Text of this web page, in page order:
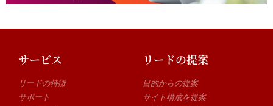
サービス
リードの特徴
サポート
リードの提案
目的からの提案
サイト構成を提案